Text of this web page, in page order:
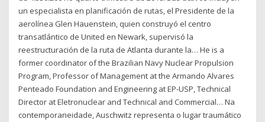
un especialista en planificación de rutas, el Presidente de la
aerolínea Glen Hauenstein, quien construyó el centro
transatlántico de United en Newark, supervisó la
reestructuración de la ruta de Atlanta durante la… He is a
former coordinator of the Brazilian Navy Nuclear Propulsion
Program, Professor of Management at the Armando Alvares
Penteado Foundation and Engineering at EP-USP, Technical
Director at Eletronuclear and Technical and Commercial… Na
contemporaneidade, Auschwitz representa o lugar traumático